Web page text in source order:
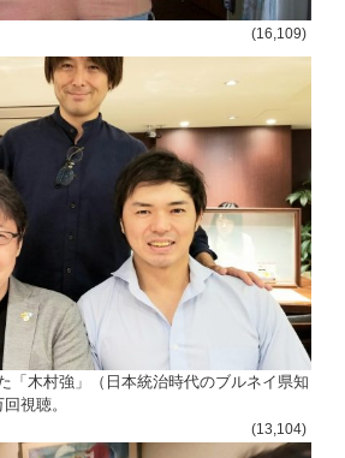
(16,109)
「木村強」（日本統治時代のブルネイ県知
視聴。
(13,104)